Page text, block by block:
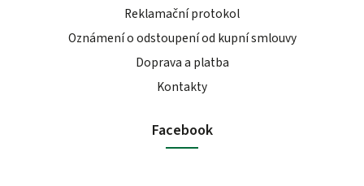
Reklamační protokol
Oznámení o odstoupení od kupní smlouvy
Doprava a platba
Kontakty
Facebook